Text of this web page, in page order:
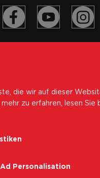
die wir auf dieser
mehr zu erfahren, lesen Sie
Personalisation